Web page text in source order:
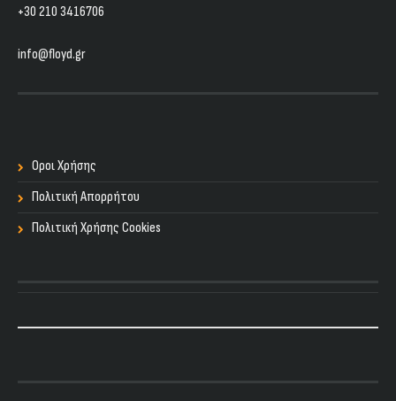
+30 210 3416706
info@floyd.gr
Οροι Χρήσης
Πολιτική Απορρήτου
Πολιτική Χρήσης Cookies